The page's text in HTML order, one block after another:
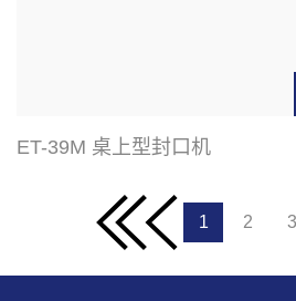
ET-39M 桌上型封口机
1 2 3